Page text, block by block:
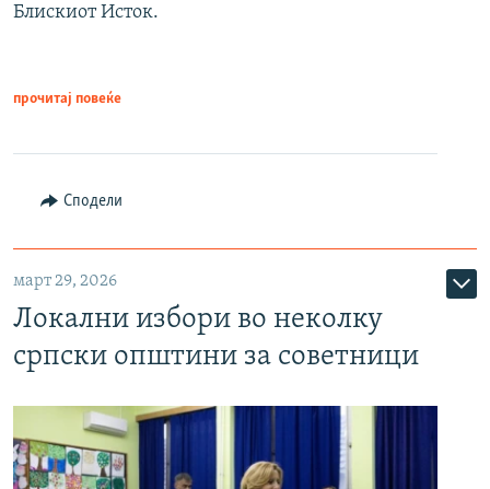
Блискиот Исток.
прочитај повеќе
Сподели
март 29, 2026
Локални избори во неколку
српски општини за советници